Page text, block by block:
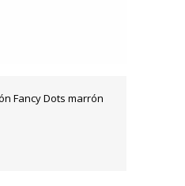
Fancy Dots marrón